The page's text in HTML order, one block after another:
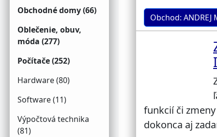
Obchodné domy (66)
Oblečenie, obuv,
móda (277)
Počítače (252)
Hardware (80)
Software (11)
Výpočtová technika
(81)
Obchod: ANDREJ
funkcií či
dokonca aj